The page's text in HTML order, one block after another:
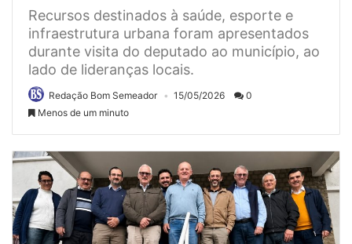
Recursos destinados à saúde, esporte e
infraestrutura urbana foram apresentados
durante visita do deputado ao município, ao
lado de lideranças locais.
Redação Bom Semeador 15/05/2026
0
Menos de um minuto